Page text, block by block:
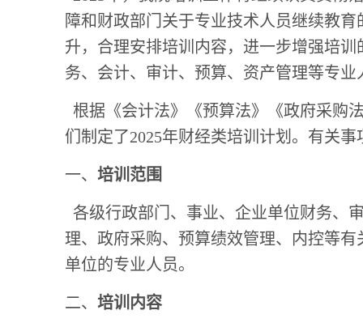
障和财政部门关于专业技术人员继续教
升，合理安排培训内容，进一步增强培
务、会计、审计、预算、资产管理等专
根据《会计法》《预算法》《政府采购
们制定了2025年财经类培训计划。有关事
一、 培训范围
各级行政部门、事业、企业单位财务、
理、政府采购、预算绩效管理、内控等有
单位的专业人员。
二、 培训内容